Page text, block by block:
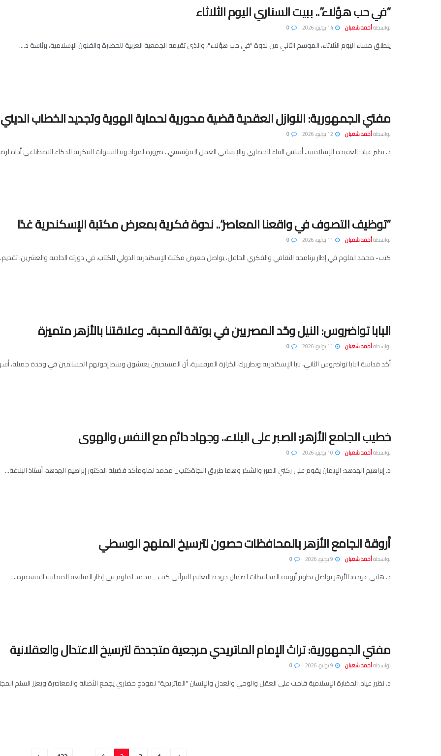
“في حب هؤلاء”.. ببيت السناري اليوم الثلاثاء
بواسطةأحمد شعبان
ينطلق مساء اليوم الثلاثاء، الموسم الثاني من ندوة "في حب هؤلاء"، والذى تقيمه الجمعية العربية للحضارة والفنون الإسلامية، برئاسة د....
مفتي الجمهورية: النوازل العقدية قضية محورية لحماية الهوية وتجديد الخطاب الديني
بواسطةأحمد شعبان
د. نظير عياد: العقيدة الإسلامية.. أساس البناء الحضاري والإنساني العمل المؤسسي.. ضرورة لمواجهة الشبهات الفكرية الذكاء الاصطناعي أداة
“توظيف التصوف في واقعنا المعاصر”.. ندوة فكرية بمعرض مكتبة الإسكندرية غدًا
بواسطةأحمد شعبان
كتب- محمد لملوم في إطار برنامجه الثقافي والفكري الحافل، يواصل معرض مكتبة الإسكندرية الدولي للكتاب، في دورته الحادية والعشرين،
البابا تواضروس: النيل وحّد المصريين في بوتقة المحبة.. وعلاقتنا بالأزهر متميزة
بواسطةأحمد شعبان
أكد قداسة البابا تواضروس الثاني، بابا الإسكندرية وبطريرك الكرازة المرقسية، أن المسيحيين يعيشون وسط إخوتهم المسلمين في وحدة جميلة،
خطيب الجامع الأزهر: الصبر على البلاء.. وجهاد دائم مع النفس والهوى
بواسطةأحمد شعبان
د. إبراهيم الهدهد: الإيمان يقوم على ركني الصبر والشكر وهما طريق النجاةكتب_ محمد لملومأكد فضيلة الدكتور إبراهيم الهدهد، أستاذ البلاغة...
أروقة الجامع الأزهر بالمحافظات حصون لترسيخ المنهج الوسطي
بواسطةأحمد شعبان
د. هاني عودة: الأزهر يواصل تطوير أروقة المحافظات لضمان جودة التعليم القرآني كتب_ محمد لملوم في إطار المتابعة الميدانية المستمرة...
مفتي الجمهورية: تراث الإمام الماتريدي مرجعية متجددة لترسيخ الاعتدال والعقلانية
بواسطةأحمد شعبان
د. نظير عياد: الحضارة الإسلامية قامت على العقل والوحي والعدل والإنسان "الماتريدية" نموذج حضاري يجمع الأصالة والمعاصرة ويعزز السلم